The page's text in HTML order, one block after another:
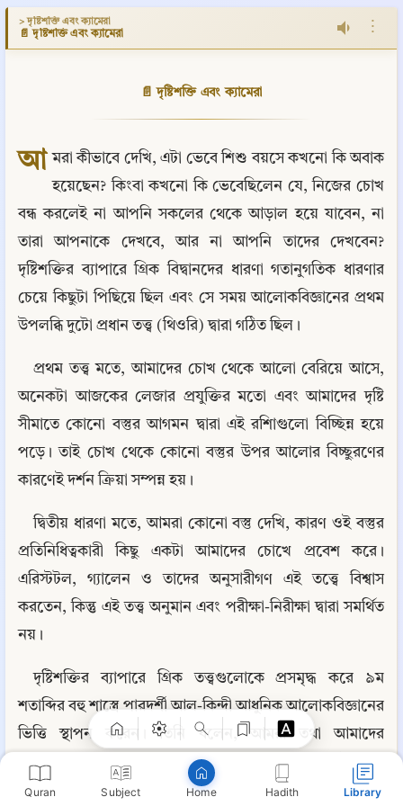
Quran Subject Home Hadith Library
> দৃষ্টিশক্তি এবং ক্যামেরা
📄 দৃষ্টিশক্তি এবং ক্যামেরা ⋮
📄 দৃষ্টিশক্তি এবং ক্যামেরা
আ মরা কীভাবে দেখি, এটা ভেবে শিশু বয়সে কখনো কি অবাক
হয়েছেন? কিংবা কখনো কি ভেবেছিলেন যে, নিজের চোখ
বন্ধ করলেই না আপনি সকলের থেকে আড়াল হয়ে যাবেন, না
তারা আপনাকে দেখবে, আর না আপনি তাদের দেখবেন?
দৃষ্টিশক্তির ব্যাপারে গ্রিক বিদ্বানদের ধারণা গতানুগতিক ধারণার
চেয়ে কিছুটা পিছিয়ে ছিল এবং সে সময় আলোকবিজ্ঞানের প্রথম
উপলব্ধি দুটো প্রধান তত্ত্ব (থিওরি) দ্বারা গঠিত ছিল।
প্রথম তত্ত্ব মতে, আমাদের চোখ থেকে আলো বেরিয়ে আসে,
অনেকটা আজকের লেজার প্রযুক্তির মতো এবং আমাদের দৃষ্টি
সীমাতে কোনো বস্তুর আগমন দ্বারা এই রশিাগুলো বিচ্ছিন্ন হয়ে
পড়ে। তাই চোখ থেকে কোনো বস্তুর উপর আলোর বিচ্ছুরণের
কারণেই দর্শন ক্রিয়া সম্পন্ন হয়।
দ্বিতীয় ধারণা মতে, আমরা কোনো বস্তু দেখি, কারণ ওই বস্তুর
প্রতিনিধিত্বকারী কিছু একটা আমাদের চোখে প্রবেশ করে।
এরিস্টটল, গ্যালেন ও তাদের অনুসারীগণ এই তত্ত্বে বিশ্বাস
করতেন, কিন্তু এই তত্ত্ব অনুমান এবং পরীক্ষা-নিরীক্ষা দ্বারা সমর্থিত
নয়।
দৃষ্টিশক্তির ব্যাপারে গ্রিক তত্ত্বগুলোকে প্রসমৃদ্ধ করে ৯ম
শতাব্দির বহু শাস্ত্রে পারদর্শী আল-কিন্দী আধুনিক আলোকবিজ্ঞানের
ভিত্তি স্থাপন করেন। তিনি বলেন, আমরা তথা আমাদের
অক্ষিকোটর বিচ্ছিন্ন আলোকরশ্মি দ্বারা দেখে না, যেমনটি ইউক্লিড
বলেছেন। বরং আলোকরশ্মির ধারাবাহিক বিচ্ছুরণের ফলে
Copy